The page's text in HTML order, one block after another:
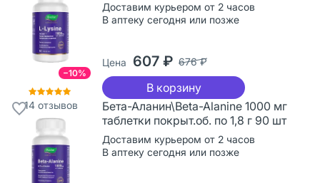
−10%
14отзывов
Доставим курьером от 2 часов
В аптеку сегодня или позже
Цена 607 ₽ 676 ₽
В корзину
Бета-Аланин\Beta-Alanine 1000 мг
таблетки покрыт.об. по 1,8 г 90 шт
Доставим курьером от 2 часов
В аптеку сегодня или позже